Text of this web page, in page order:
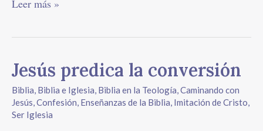
Leer más »
Jesús predica la conversión
Biblia, Biblia e Iglesia, Biblia en la Teología,Caminando con
Jesús,Confesión, Enseñanzas de la Biblia, Imitación de Cristo,
Ser Iglesia
Jesús
predica
la
conversión